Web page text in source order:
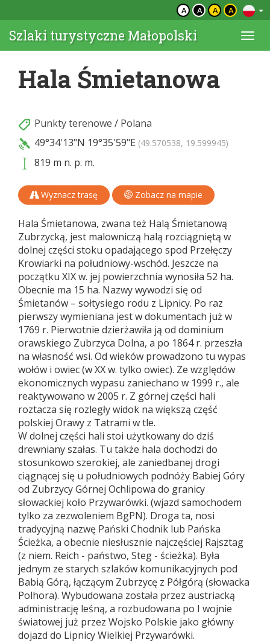
A A A A
Szlaki turystyczne Małopolski
Hala Śmietanowa
Punkty terenowe / Polana
49°34'13"N 19°35'59"E (49.570538, 19.599945)
819 m n. p. m.
Wyznacz trasę Zobacz na mapie
Hala Śmietanowa, zwana też Halą Śmietanową
Zubrzycką, jest malowniczą halą rozciągniętą w
dolnej części stoku opadającego spod Przełęczy
Krowiarki na południowy-wschód. Jeszcze na
początku XIX w. jej powierzchnia wynosiła 52 ha.
Obecnie ma 15 ha. Nazwy wywodzi się od
Śmietanów – sołtysiego rodu z Lipnicy. Po raz
pierwszy wymieniana jest w dokumentach już w
1769 r. Pierwotnie dzierżawiła ją od dominium
orawskiego Zubrzyca Dolna, a po 1864 r. przeszła
na własność wsi. Od wieków prowadzono tu wypas
wołów i owiec (w XX w. tylko owiec). Ze względów
ekonomicznych wypasu zaniechano w 1999 r., ale
reaktywowano w 2005 r. Z górnej części hali
roztacza się rozległy widok na większą część
polskiej Orawy z Tatrami w tle.
W dolnej części hali stoi użytkowany do dziś
drewniany szałas. Tu także hala dochodzi do
stosunkowo szerokiej, ale zaniedbanej drogi
ciągnącej się u południowych podnóży Babiej Góry
od Zubrzycy Górnej Ochlipowa do granicy
słowackiej koło Przywarówki. (wjazd samochodem
tylko za zezwoleniem BgPN). Droga ta, nosi
tradycyjną nazwę Pański Chodnik lub Pańska
Ścieżka, a obecnie niesłusznie najczęściej Rajsztag
(z niem. Reich - państwo, Steg - ścieżka). Była
jednym ze starych szlaków komunikacyjnych pod
Babią Górą, łączącym Zubrzycę z Półgórą (słowacka
Polhora). Wybudowana została przez austriacką
administrację leśną, a rozbudowana po I wojnie
światowej już przez Wojsko Polskie jako główny
dojazd do Lipnicy Wielkiej Przywarówki.